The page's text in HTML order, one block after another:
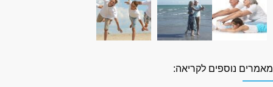
מאמרים נוספים לקריאה: